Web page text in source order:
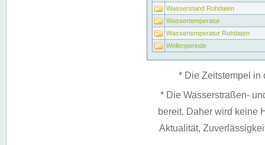
Wasserstand Rohdaten
Wassertemperatur
Wassertemperatur Rohdaten
Wellenperiode
* Die Zeitstempel in
* Die Wasserstraßen-
bereit. Daher wird keine
Aktualität,